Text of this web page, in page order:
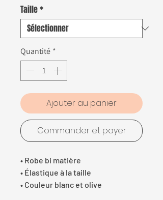
Taille*
Quantité *
Ajouter au panier
Commander et payer
• Robe bi matière
• Élastique à la taille
• Couleur blanc et olive